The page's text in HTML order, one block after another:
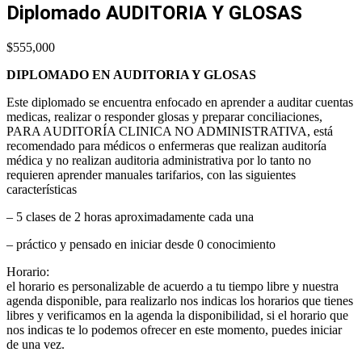
Diplomado AUDITORIA Y GLOSAS
$555,000
DIPLOMADO EN AUDITORIA Y GLOSAS
Este diplomado se encuentra enfocado en aprender a auditar cuentas
medicas, realizar o responder glosas y preparar conciliaciones,
PARA AUDITORÍA CLINICA NO ADMINISTRATIVA, está
recomendado para médicos o enfermeras que realizan auditoría
médica y no realizan auditoria administrativa por lo tanto no
requieren aprender manuales tarifarios, con las siguientes
características
– 5 clases de 2 horas aproximadamente cada una
– práctico y pensado en iniciar desde 0 conocimiento
Horario:
el horario es personalizable de acuerdo a tu tiempo libre y nuestra
agenda disponible, para realizarlo nos indicas los horarios que tienes
libres y verificamos en la agenda la disponibilidad, si el horario que
nos indicas te lo podemos ofrecer en este momento, puedes iniciar
de una vez.